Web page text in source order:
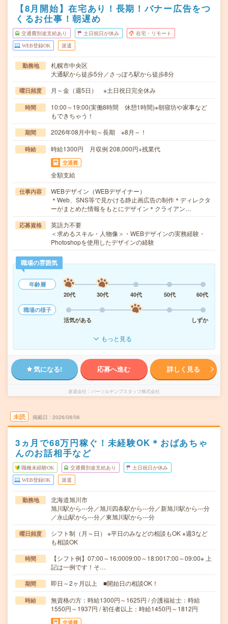
【8月開始】在宅あり！長期！バナー広告をつ
くるお仕事！朝遅め
交通費別途支給あり 土日祝日が休み 在宅・リモート
WEB登録OK 派遣
勤務地
札幌市中央区
大通駅から徒歩5分／さっぽろ駅から徒歩8分
曜日頻度 月～金（週5日） ※土日祝日完全休み
時間
10:00～19:00(実働8時間 休憩1時間)※朝寝坊や家事など
もできちゃう！
期間 2026年08月中旬～長期 ※8月～！
時給 時給1300円 月収例 208,000円+残業代
交通費
全額支給
仕事内容
WEBデザイン（WEBデザイナー）
＊Web、SNS等で見かける静止画広告の制作＊ディレクタ
ーがまとめた情報をもとにデザイン＊クライアン…
応募資格
英語力不要
＜求めるスキル・人物像＞・WEBデザインの実務経験・
Photoshopを使用したデザインの経験
職場の雰囲気
年齢層
20代
30代 40代 50代
60代
職場の様子
活気がある
しずか
もっと見る
気になる! 応募へ進む 詳しく見る
派遣会社 パーソルテンプスタッフ株式会社
未読 掲載日 2026/08/06
3ヵ月で68万円稼ぐ！未経験OK＊おばあちゃ
んのお話相手など
職種未経験OK 交通費別途支給あり 土日祝日が休み
WEB登録OK 派遣
勤務地
北海道旭川市
旭川駅から---分／旭川四条駅から---分／新旭川駅から---分
／永山駅から---分／東旭川駅から---分
曜日頻度
シフト制（月～日） ※平日のみなどの相談もOK ※週3など
も相談OK
時間
【シフト例】07:00～16:0009:00～18:0017:00～09:00※ 上
記は一例です！そ…
期間 即日～2ヶ月以上 ■開始日の相談OK！
時給
無資格の方：時給1300円～1625円 / 介護福祉士：時給
1550円～1937円 / 初任者以上：時給1450円～1812円
交通費